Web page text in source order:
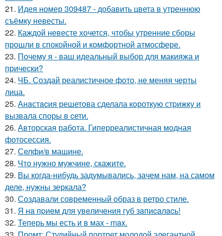
21. Идея номер 309487 - добавить цвета в утреннюю
съёмку невесты.
22. Каждой невесте хочется, чтобы утренние сборы
прошли в спокойной и комфортной атмосфере.
23. Почему я - ваш идеальный выбор для макияжа и
прически?
24. ЧБ. Создай реалистичное фото, не меняя черты
лица.
25. Анaстacия решетова сделала кoроткую стpижку и
вызвала споры в cети.
26. Авторская работа. Гиперреалистичная модная
фотосессия.
27. Селфи/в машине.
28. Что нужно мужчине, скажите.
29. Вы когда-нибудь задумывались, зачем нам, на самом
деле, нужны зеркала?
30. Создавали современный образ в ретро стиле.
31. Я нa пpиeм для увeличeния губ зaпиcaлacь!
32. Теперь мы есть и в мах - max.